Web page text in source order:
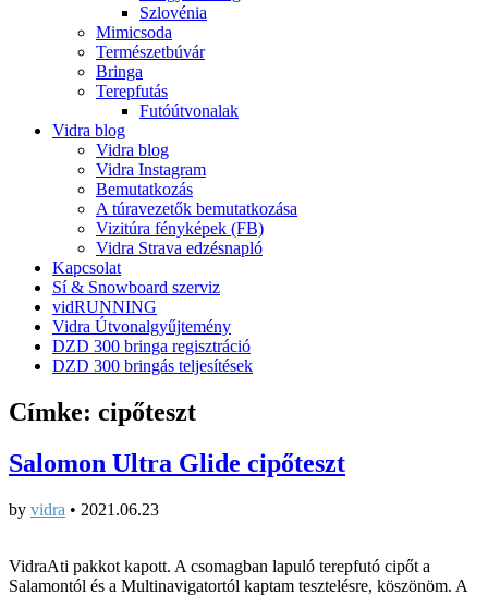
Szlovénia
Mimicsoda
Természetbúvár
Bringa
Terepfutás
Futóútvonalak
Vidra blog
Vidra blog
Vidra Instagram
Bemutatkozás
A túravezetők bemutatkozása
Vizitúra fényképek (FB)
Vidra Strava edzésnapló
Kapcsolat
Sí & Snowboard szerviz
vidRUNNING
Vidra Útvonalgyűjtemény
DZD 300 bringa regisztráció
DZD 300 bringás teljesítések
Címke: cipőteszt
Salomon Ultra Glide cipőteszt
by vidra • 2021.06.23
VidraAti pakkot kapott. A csomagban lapuló terepfutó cipőt a
Salamontól és a Multinavigatortól kaptam tesztelésre, köszönöm. A